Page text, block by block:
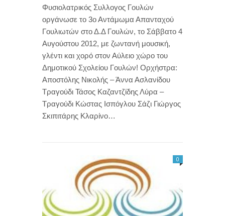
Φυσιολατρικός Συλλογος Γουλών
οργάνωσε το 3ο Αντάμωμα Απανταχού
Γουλιωτών στο Δ.Δ Γουλών, το Σάββατο 4
Αυγούστου 2012, με ζωντανή μουσική,
γλέντι και χορό στον Αύλειο χώρο του
Δημοτικού Σχολείου Γουλών! Ορχήστρα:
Αποστόλης Νικολής – Άννα Ασλανίδου
Τραγούδι Τάσος Καζαντζίδης Λύρα –
Τραγούδι Κώστας Ισπόγλου Σάζι Γιώργος
Σκιπιτάρης Κλαρίνο…
0